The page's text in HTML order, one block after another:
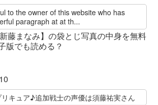
to the owner of this website who has
paragraph at at th...
藤まなみ】の袋とじ写真の中身を無料
版でも読める？
キュア♪追加戦士の声優は須藤祐実さん